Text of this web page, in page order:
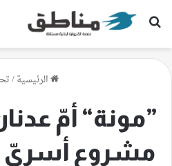
بحث عن
الرئيسية/
”مونة“ أمّ
مشروع أسريّ